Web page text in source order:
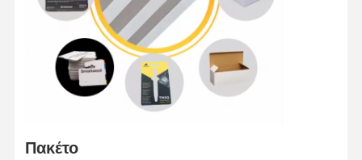
Ξενάγηση
Στο
Εργοστάσιο
Ποιοτικός
Έλεγχος
Επικοινωνήσ
Τε Μαζί Μας
Εξατομικευμένο
κυλίνδρου
ΜΜ
1250MM
Σώμα σωλήνα από
Δοκίμημα 6 εκατοστά.
/
Όλη η παλέτα τυλίγεται με
αδιάβροχο φιλμ με προστατευτικό
Πακέτο